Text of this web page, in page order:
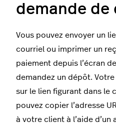
demande de
Vous pouvez envoyer un
courriel ou imprimer un
paiement depuis l’écran
demandez un dépôt.
sur le lien figurant dans le
pouvez copier l’adresse
à votre client à l’aide d’un